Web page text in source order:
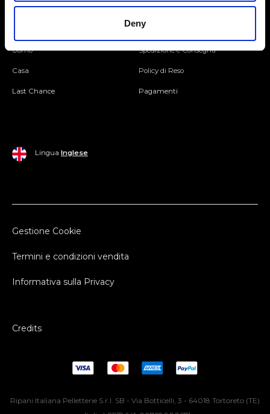
Deny
Mondo Ripani
Uomo
Casa
Last Chance
Mondo Ripani
Spedizione e Consegna
Policy di Reso
Pagamenti
Lingua Inglese
Gestione Cookie
Termini e condizioni vendita
Informativa sulla Privacy
Credits
Ripani Italiana Pelletterie S.r.l. SB - Via Botticelli, 3 - 64018 Tortoreto (TE)